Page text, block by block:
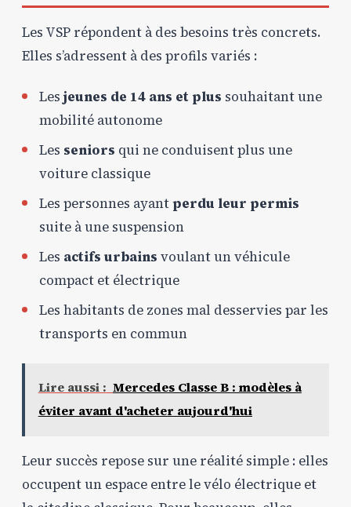
Les VSP répondent à des besoins très concrets.
Elles s’adressent à des profils variés :
Lesjeunes de 14 ans et plus souhaitant une
mobilité autonome
Les seniors qui ne conduisent plus une
voiture classique
Les personnes ayant perdu leur permis
suite à une suspension
Les actifs urbains voulant un véhicule
compact et électrique
Les habitants de zones mal desservies par les
transports en commun
Lire aussi : Mercedes Classe B : modèles à
éviter avant d'acheter aujourd'hui
Leur succès repose sur une réalité simple : elles
occupent un espace entre le vélo électrique et